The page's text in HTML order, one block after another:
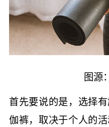
图源
首先要说的是，选择
伽裤，取决于个人的